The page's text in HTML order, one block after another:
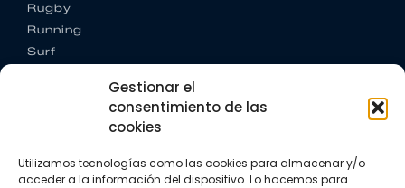
Gestionar el
consentimiento de las
cookies
Utilizamos tecnologías como las cookies para almacenar y/o
acceder a la información del dispositivo. Lo hacemos para
Rugby
Running
Surf
CONTACTO
+34 662 342 177